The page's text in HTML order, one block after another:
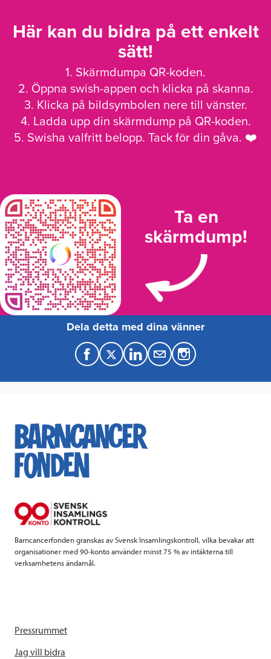
Här kan du bidra på ett enkelt
sätt!
1. Skärmdumpa QR-koden.
2. Öppna swish-appen och klicka på skanna.
3. Klicka på bildsymbolen nere till vänster.
4. Ladda upp din skärmdump på QR-koden.
5. Swisha valfritt belopp. Tack för din gåva. ❤️
Ta en
skärmdump!
Dela detta med dina vänner
F
a
e
b
k
T
w
t
t
L
i
k
e
M
a
Barncancerfonden granskas av Svensk Insamlingskontroll, vilka bevakar att
organisationer med 90-konto använder minst 75 % av intäkterna till
verksamhetens ändamål.
Pressrummet
Jag vill bidra